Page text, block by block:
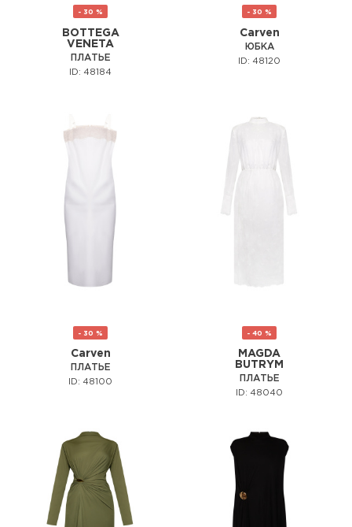
- 30 %
BOTTEGA
VENETA
ПЛАТЬЕ
ID: 48184
- 30 %
Carven
ЮБКА
ID: 48120
- 30 %
Carven
ПЛАТЬЕ
ID: 48100
- 40 %
MAGDA
BUTRYM
ПЛАТЬЕ
ID: 48040